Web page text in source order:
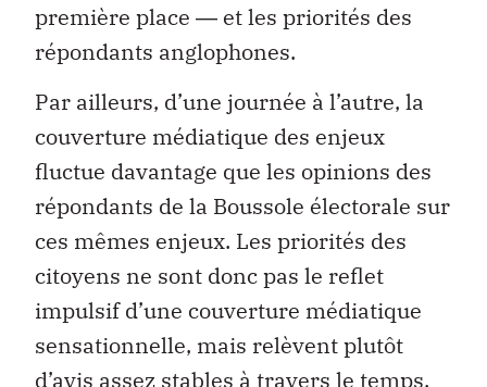
première place ― et les priorités des
répondants anglophones.
Par ailleurs, d’une journée à l’autre, la
couverture médiatique des enjeux
fluctue davantage que les opinions des
répondants de la Boussole électorale sur
ces mêmes enjeux. Les priorités des
citoyens ne sont donc pas le reflet
impulsif d’une couverture médiatique
sensationnelle, mais relèvent plutôt
d’avis assez stables à travers le temps.